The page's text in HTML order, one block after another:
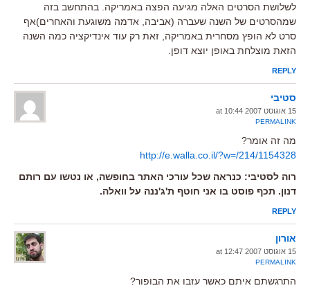
לשלושת הסרטים האלה מגיעה הפצה באמריקה. בהתחשב בזה
שמהסרטים של השנה שעברה (אביבה, אדמה משוגעת והאחרים)אף
סרט לא הופץ מסחרית באמריקה, זאת רק עוד אינדיקציה כמה השנה
הזאת מוצלחת באופן יוצא דופן.
REPLY
סטיבי
15 אוגוסט 2007 at 10:44
PERMALINK
מה זה אומר?
http://e.walla.co.il/?w=/214/1154328
רוה לסטיבי: כנראה שכל עורכי האתר בחופשה, או נטשו עם רותם
דנון. תכף פוסט בו אני חוטף ת'ג'ננה על וואלה.
REPLY
אורון
15 אוגוסט 2007 at 12:47
PERMALINK
התרגשתם איתם כאשר עזבו את הבופור?